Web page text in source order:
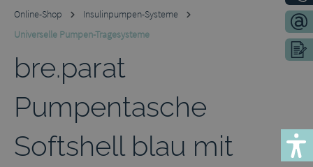
Online-Shop
Insulinpumpen-Systeme
Universelle Pumpen-Tragesysteme
bre.parat
Pumpentasche
Softshell blau mit